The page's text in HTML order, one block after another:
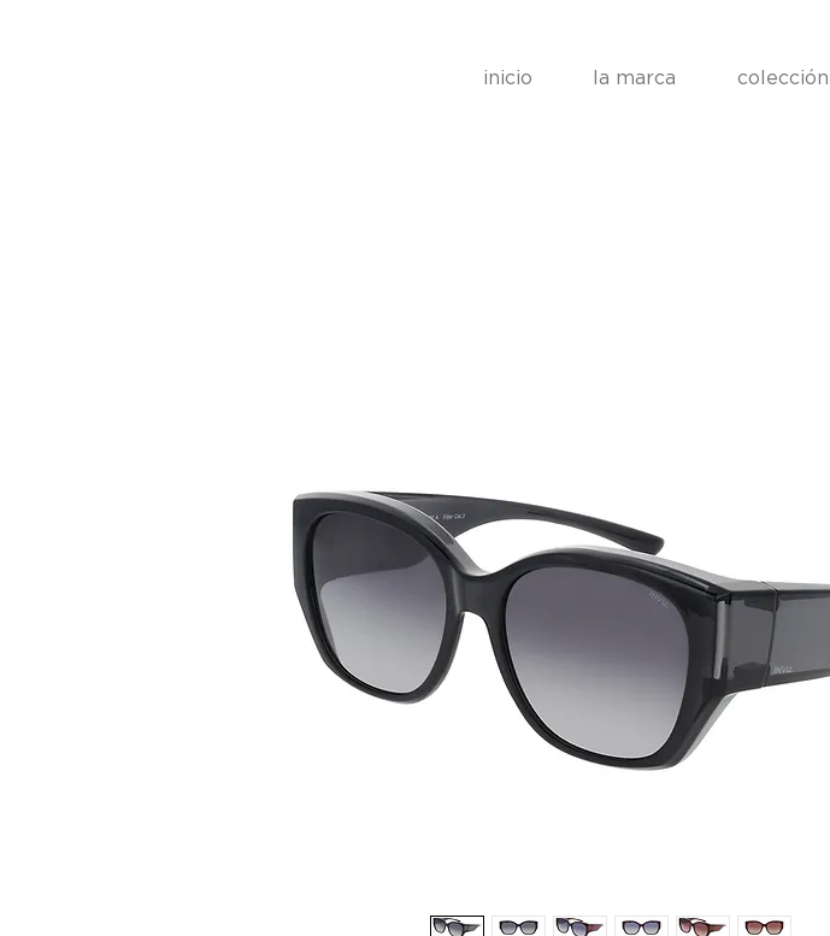
inicio la marca colección